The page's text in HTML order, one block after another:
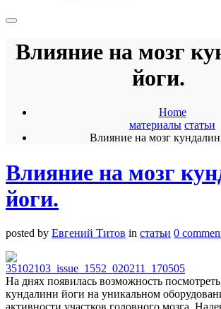
Влияние на мозг
йоги.
Home
материалы статьи
Влияние на мозг
Влияние на мозг
йоги.
posted by Евгений Титов in статьи 0
На днях появилась возможность
кундалини йоги на уникальном
активности участков головного мозга.